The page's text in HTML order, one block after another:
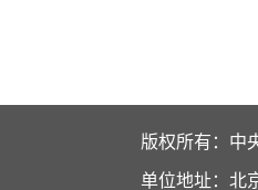
版权所有：中
单位地址：北